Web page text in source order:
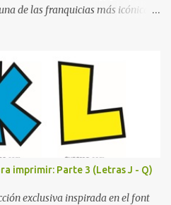
de las franquicias más icónicas
los fans han reconocido por
el abecedario nos presenta:
con bordes negros gruesos
Paleta de Colores: Una
entre el rojo de Mario, el verde de
clásicos de los elementos del
muestra la organización desde
el estilo geométrico y divertido
parte del juego de letras
imprimir: Parte 3 (Letras J - Q)
exclusiva inspirada en el font